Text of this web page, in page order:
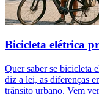
Bicicleta elétrica
Quer saber se bicicleta
diz a lei, as diferenças
trânsito urbano. Vem